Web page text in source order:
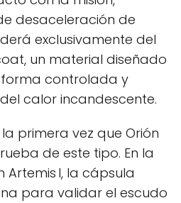
desaceleración de
exclusivamente del
un material diseñado
controlada y
calor incandescente.
primera vez que Orión
de este tipo. En la
Artemis I, la cápsula
para validar el escudo